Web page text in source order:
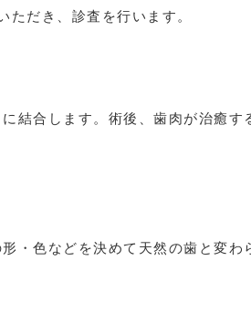
だき、診査を行います。
結合します。術後、歯肉が治癒す
・色などを決めて天然の歯と変わ